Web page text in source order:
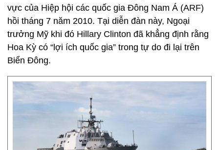
vực của Hiệp hội các quốc gia Đông Nam Á (ARF)
hồi tháng 7 năm 2010. Tại diễn đàn này, Ngoại
trưởng Mỹ khi đó Hillary Clinton đã khẳng định rằng
Hoa Kỳ có “lợi ích quốc gia” trong tự do đi lại trên
Biển Đông.